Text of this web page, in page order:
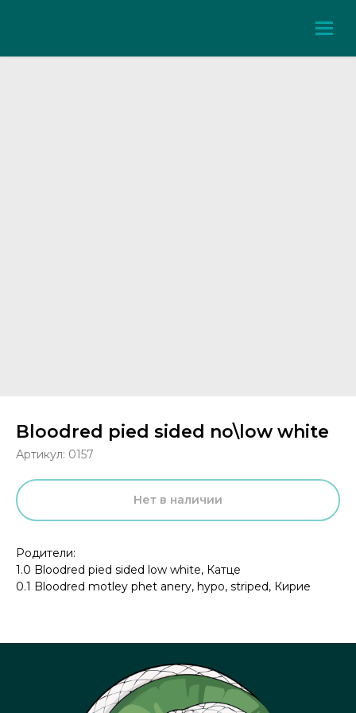
Bloodred pied sided no\low white
Артикул: 0157
Нет в наличии
Родители:
1.0 Bloodred pied sided low white, Катце
0.1 Bloodred motley phet anery, hypo, striped, Кирие